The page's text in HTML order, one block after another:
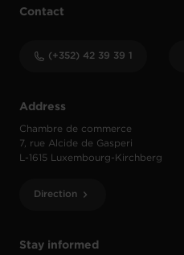
Stay informed
Address
Chambre de commerce
7, rue Alcide de Gasperi
L-1615 Luxembourg-Kirchberg
Direction
Contact
(+352) 42 39 39 1